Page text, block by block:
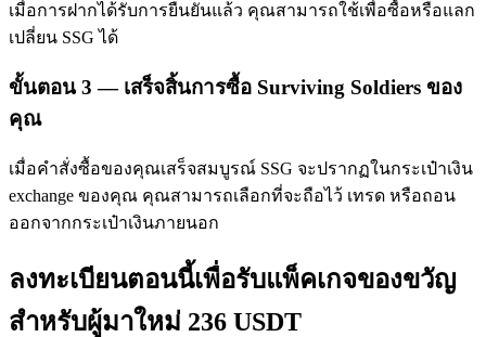
เชิญเพื่อนเพื่อรับรางวัลเงินสด
Deposit CASHCAT & Win
เมื่อการฝากได้รับการยืนยันแล้ว คุณสามารถใช้เพื่อซื้อหรือแลก
เปลี่ยน SSG ได้
ขั้นตอน 3 — เสร็จสิ้นการซื้อ Surviving Soldiers ของ
คุณ
เมื่อคำสั่งซื้อของคุณเสร็จสมบูรณ์ SSG จะปรากฏในกระเป๋าเงิน
exchange ของคุณ คุณสามารถเลือกที่จะถือไว้ เทรด หรือถอน
ออกจากกระเป๋าเงินภายนอก
ลงทะเบียนตอนนี้เพื่อรับแพ็คเกจของขวัญ
สำหรับผู้มาใหม่ 236 USDT